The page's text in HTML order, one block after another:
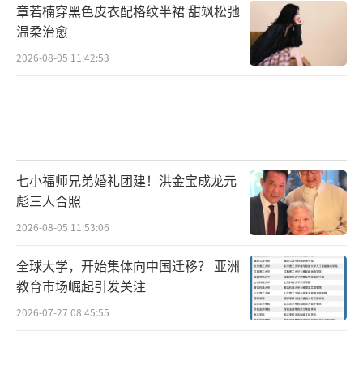
章若楠穿黑色皮衣配格纹半裙 甜飒松弛
温柔治愈
2026-08-05 11:42:53
七小福师兄弟婚礼团建！洪金宝成龙元
彪三人合照
2026-08-05 11:53:06
全球大学，开始集体向中国迁移？ 亚洲
教育市场崛起引发关注
2026-07-27 08:45:55